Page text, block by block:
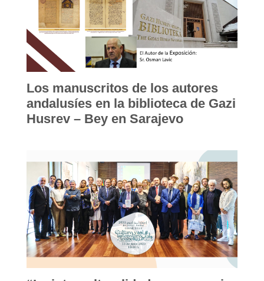
Los manuscritos de los autores
andalusíes en la biblioteca de Gazi
Husrev – Bey en Sarajevo